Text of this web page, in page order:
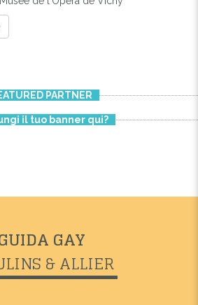
DE L'OPÉRA DE VICHY
PARTNER
il tuo banner qui?
GAY
& ALLIER